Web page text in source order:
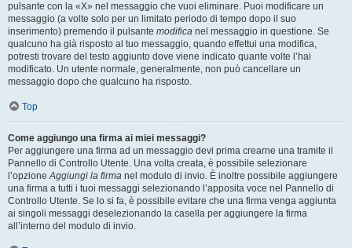
pulsante con la «X» nel messaggio che vuoi eliminare. Puoi modificare un
messaggio (a volte solo per un limitato periodo di tempo dopo il suo
inserimento) premendo il pulsante modifica nel messaggio in questione. Se
qualcuno ha già risposto al tuo messaggio, quando effettui una modifica,
potresti trovare del testo aggiunto dove viene indicato quante volte l’hai
modificato. Un utente normale, generalmente, non può cancellare un
messaggio dopo che qualcuno ha risposto.
Top
Come aggiungo una firma ai miei messaggi?
Per aggiungere una firma ad un messaggio devi prima crearne una tramite il
Pannello di Controllo Utente. Una volta creata, è possibile selezionare
l’opzioneAggiungi la firma nel modulo di invio. È inoltre possibile aggiungere
una firma a tutti i tuoi messaggi selezionando l’apposita voce nel Pannello di
Controllo Utente. Se lo si fa, è possibile evitare che una firma venga aggiunta
ai singoli messaggi deselezionando la casella per aggiungere la firma
all’interno del modulo di invio.